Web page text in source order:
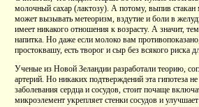
молочный сахар (лактозу). А потому, выпив стакан
может вызывать метеоризм, вздутие и боли в
имеет никакого отношения к возрасту. А значит,
напитка. Но даже если молоко вам
простоквашу, есть творог и сыр без всякого риска
Ученые из Новой Зеландии разработали теорию,
артерий. Но никаких подтверждений эта гипотеза
заболевания сердца и сосудов, стоит почаще
микроэлемент укрепляет стенки сосудов и